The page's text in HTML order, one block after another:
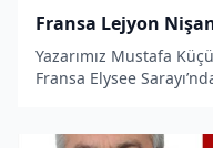
Fransa Lejyon
Yazarımız Mustafa
Fransa Elysee